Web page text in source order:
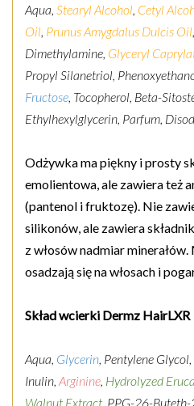
Aqua, Stearyl Alcohol Cetyl
Oil Prunus Amygdalus Dulcis Oil
Dimethylamine, Glyceryl
Propyl Silanetriol,
Fructose , Tocopherol, Beta-
Ethylhexylglycerin, Parfum,
Odżywka ma piękny i prosty
emolientowa, ale zawiera też
(pantenol i fruktozę). Nie
silikonów, ale zawiera
z włosów nadmiar
osadzają się na włosach i
Skład wcierki Dermz HairLXR
Aqua, Glycerin Pentylene Glycol,
Inulin, Arginine Hydrolyzed
Walnut Extract , PPG-26-